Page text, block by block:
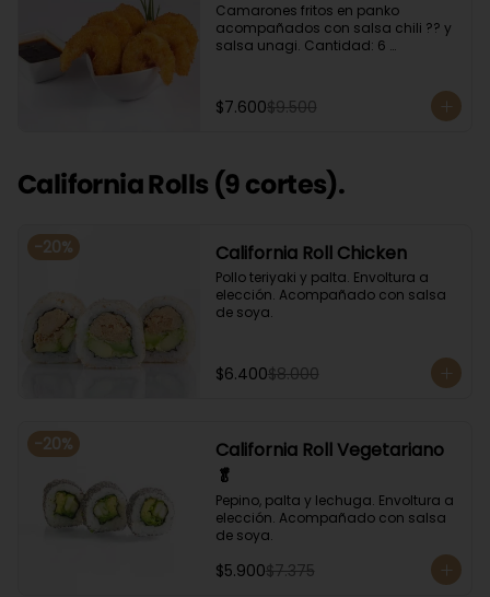
Camarones fritos en panko
acompañados con salsa chili ?? y
salsa unagi. Cantidad: 6
$7.600$9.500
California Rolls (9 cortes).
-20% California Roll Chicken
Pollo teriyaki y palta. Envoltura a
elección. Acompañado con salsa
de soya.
$6.400$8.000
-20%
California Roll Vegetariano
🥬
Pepino, palta y lechuga. Envoltura a
elección. Acompañado con salsa
de soya.
$5.900$7.375